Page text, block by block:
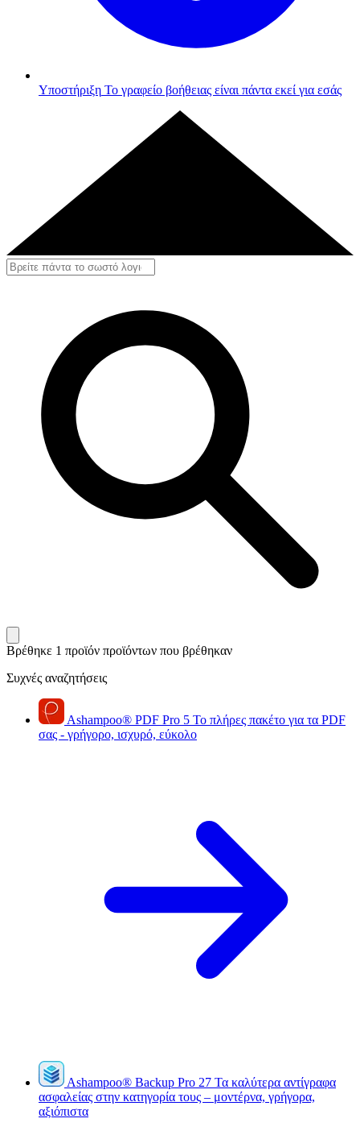
Υποστήριξη Το γραφείο βοήθειας είναι πάντα εκεί για εσάς
Βρέθηκε 1 προϊόν προϊόντων που βρέθηκαν
Συχνές αναζητήσεις
Ashampoo® PDF Pro 5 Το πλήρες πακέτο για τα PDF
σας - γρήγορο, ισχυρό, εύκολο
Ashampoo® Backup Pro 27 Τα καλύτερα αντίγραφα
ασφαλείας στην κατηγορία τους – μοντέρνα, γρήγορα,
αξιόπιστα